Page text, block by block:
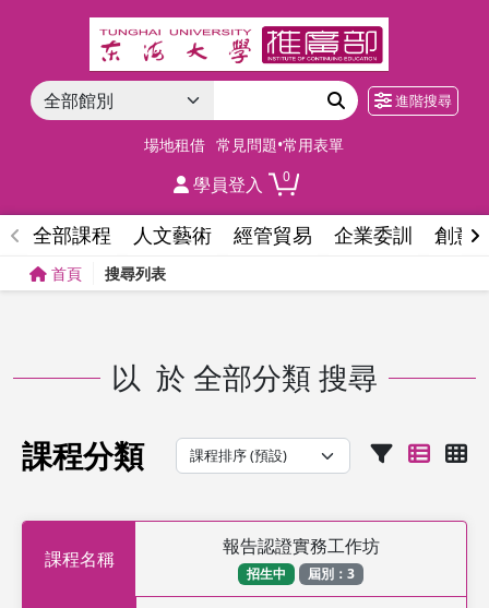
進階搜尋
場地租借 常見問題•常用表單
學員登入 0
全部課程 人文藝術 經管貿易 企業委訓 創意
首頁 搜尋列表
以 於 全部分類 搜尋
課程分類
課程名稱
報告認證實務工作坊
招生中 屆別：3